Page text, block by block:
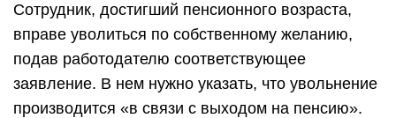
Сотрудник, достигший пенсионного возраста,
вправе уволиться по собственному желанию,
подав работодателю соответствующее
заявление. В нем нужно указать, что увольнение
производится «в связи с выходом на пенсию».